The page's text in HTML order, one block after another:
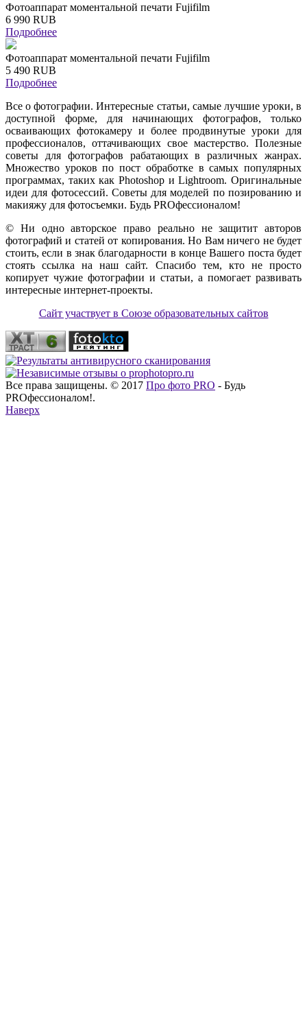
Фотоаппарат моментальной печати Fujifilm
6 990 RUB
Подробнее
Фотоаппарат моментальной печати Fujifilm
5 490 RUB
Подробнее
Все о фотографии. Интересные статьи, самые лучшие уроки, в
доступной форме, для начинающих фотографов, только
осваивающих фотокамеру и более продвинутые уроки для
профессионалов, оттачивающих свое мастерство. Полезные
советы для фотографов рабатающих в различных жанрах.
Множество уроков по пост обработке в самых популярных
программах, таких как Photoshop и Lightroom. Оригинальные
идеи для фотосессий. Советы для моделей по позированию и
макияжу для фотосъемки. Будь PROфессионалом!
© Ни одно авторское право реально не защитит авторов
фотографий и статей от копирования. Но Вам ничего не будет
стоить, если в знак благодарности в конце Вашего поста будет
стоять ссылка на наш сайт. Спасибо тем, кто не просто
копирует чужие фотографии и статьи, а помогает развивать
интересные интернет-проекты.
Сайт участвует в Союзе образовательных сайтов
Все права защищены. © 2017 Про фото PRO - Будь
PROфессионалом!.
Наверх